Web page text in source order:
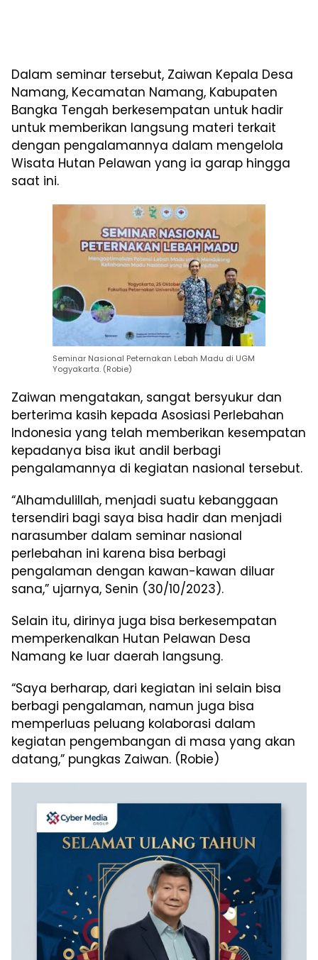
Dalam seminar tersebut, Zaiwan Kepala Desa
Namang, Kecamatan Namang, Kabupaten
Bangka Tengah berkesempatan untuk hadir
untuk memberikan langsung materi terkait
dengan pengalamannya dalam mengelola
Wisata Hutan Pelawan yang ia garap hingga
saat ini.
Seminar Nasional Peternakan Lebah Madu di UGM
Yogyakarta. (Robie)
Zaiwan mengatakan, sangat bersyukur dan
berterima kasih kepada Asosiasi Perlebahan
Indonesia yang telah memberikan kesempatan
kepadanya bisa ikut andil berbagi
pengalamannya di kegiatan nasional tersebut.
“Alhamdulillah, menjadi suatu kebanggaan
tersendiri bagi saya bisa hadir dan menjadi
narasumber dalam seminar nasional
perlebahan ini karena bisa berbagi
pengalaman dengan kawan-kawan diluar
sana,” ujarnya, Senin (30/10/2023).
Selain itu, dirinya juga bisa berkesempatan
memperkenalkan Hutan Pelawan Desa
Namang ke luar daerah langsung.
“Saya berharap, dari kegiatan ini selain bisa
berbagi pengalaman, namun juga bisa
memperluas peluang kolaborasi dalam
kegiatan pengembangan di masa yang akan
datang,” pungkas Zaiwan. (Robie)